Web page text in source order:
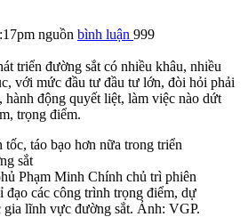
nguồn bình luận 999
triển đường sắt có nhiều khâu, nhiều
với mức đầu tư đầu tư lớn, đòi hỏi phải
hành động quyết liệt, làm việc nào dứt
trọng điểm.
Phạm Minh Chính chủ trì phiên
đạo các công trình trọng điểm, dự
gia lĩnh vực đường sắt. Ảnh: VGP.